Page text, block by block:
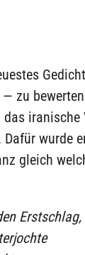
zu
wurde
gleich
Erstschlag,